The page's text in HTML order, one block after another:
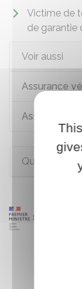
Victime de
de garantie
Voir aussi
Assurance
Assurance
Questions ?